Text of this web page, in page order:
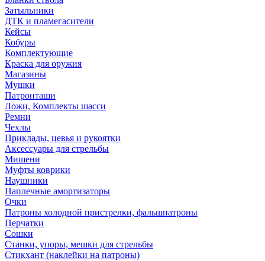
Затыльники
ДТК и пламегасители
Кейсы
Кобуры
Комплектующие
Краска для оружия
Магазины
Мушки
Патронташи
Ложи, Комплекты шасси
Ремни
Чехлы
Приклады, цевья и рукоятки
Аксессуары для стрельбы
Мишени
Муфты коврики
Наушники
Наплечные амортизаторы
Очки
Патроны холодной пристрелки, фальшпатроны
Перчатки
Сошки
Станки, упоры, мешки для стрельбы
Стикхант (наклейки на патроны)